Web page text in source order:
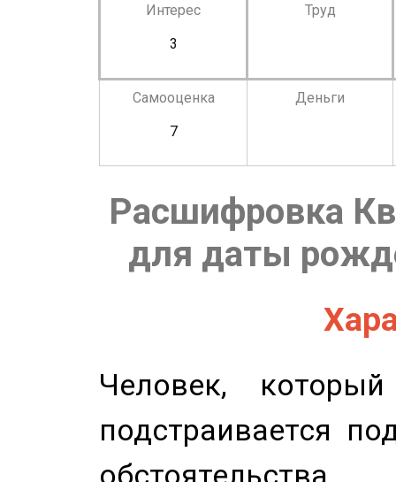
Интерес
3
Труд
Самооценка
7
Деньги
Расшифровка
для даты
Человек,
подстраивается
обстоятельства.